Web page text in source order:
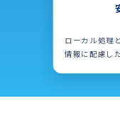
ローカル処理
情報に配慮し